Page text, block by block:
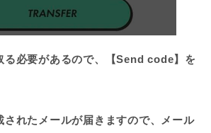
る必要があるので、【Send code】を
されたメールが届きますので、メール